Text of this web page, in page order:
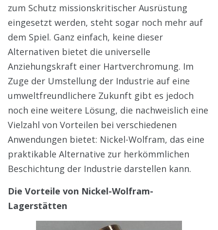
zum Schutz missionskritischer Ausrüstung
eingesetzt werden, steht sogar noch mehr auf
dem Spiel. Ganz einfach, keine dieser
Alternativen bietet die universelle
Anziehungskraft einer Hartverchromung. Im
Zuge der Umstellung der Industrie auf eine
umweltfreundlichere Zukunft gibt es jedoch
noch eine weitere Lösung, die nachweislich eine
Vielzahl von Vorteilen bei verschiedenen
Anwendungen bietet: Nickel-Wolfram, das eine
praktikable Alternative zur herkömmlichen
Beschichtung der Industrie darstellen kann.
Die Vorteile von Nickel-Wolfram-
Lagerstätten